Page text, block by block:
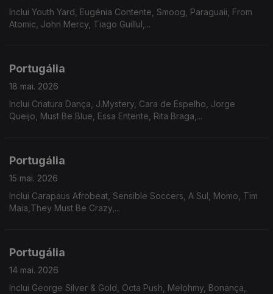
Inclui Youth Yard, Eugénia Contente, Smoog, Paraguaii, From
Atomic, John Mercy, Tiago Guillul,...
Portugália
18 mai. 2026
Inclui Criatura Dança, J.Mystery, Cara de Espelho, Jorge
Queijo, Must Be Blue, Essa Entente, Rita Braga,...
Portugália
15 mai. 2026
Inclui Carapaus Afrobeat, Sensible Soccers, A Sul, Momo, Tim
Maia,They Must Be Crazy,...
Portugália
14 mai. 2026
Inclui George Silver & Gold, Octa Push, Melohmy, Bonança,